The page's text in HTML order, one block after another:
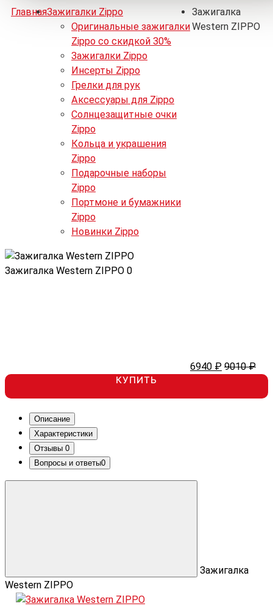
ГлавнаяЗажигалки Zippo
Оригинальные зажигалки
Zippo со скидкой 30%
Зажигалки Zippo
Инсерты Zippo
Грелки для рук
Аксессуары для Zippo
Солнцезащитные очки
Zippo
Кольца и украшения
Zippo
Подарочные наборы
Zippo
Портмоне и бумажники
Zippo
Новинки Zippo
Зажигалка
Western ZIPPO
Зажигалка Western ZIPPO 0
6940 ₽ 9010 ₽
КУПИТЬ
Описание
Характеристики
Отзывы 0
Вопросы и ответы0
Зажигалка
Western ZIPPO